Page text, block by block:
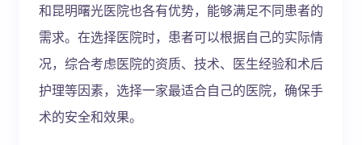
和昆明曙光医院也各有优势，能够满足不同患者的
需求。在选择医院时，患者可以根据自己的实际情
况，综合考虑医院的资质、技术、医生经验和术后
护理等因素，选择一家最适合自己的医院，确保手
术的安全和效果。